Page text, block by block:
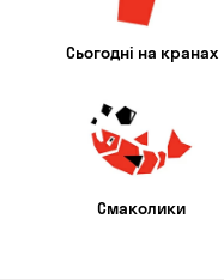
Сьогодні на кранах
Смаколики